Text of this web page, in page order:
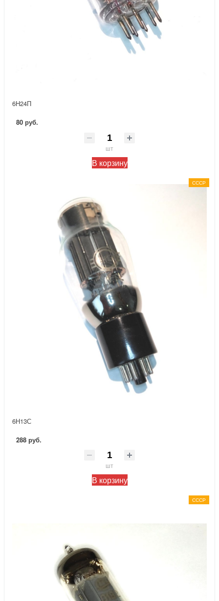
6Н24П
80 руб.
шт
В корзину
СССР
6Н13С
288 руб.
шт
В корзину
СССР